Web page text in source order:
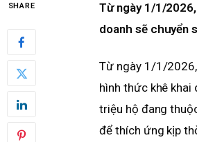
SHARE
Từ ngày 1/1/
doanh sẽ chuyển
Từ ngày 1/1/
hình thức khê khai
triệu hộ đang
để thích ứng kịp